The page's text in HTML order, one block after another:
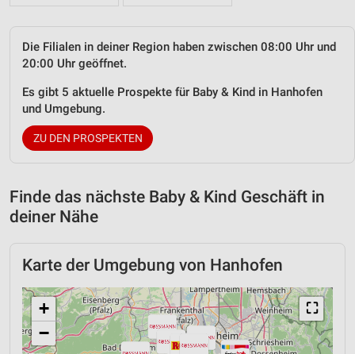
Die Filialen in deiner Region haben zwischen 08:00 Uhr und
20:00 Uhr geöffnet.
Es gibt 5 aktuelle Prospekte für Baby & Kind in Hanhofen
und Umgebung.
ZU DEN PROSPEKTEN
Finde das nächste Baby & Kind Geschäft in
deiner Nähe
Karte der Umgebung von Hanhofen
⛶
+
−